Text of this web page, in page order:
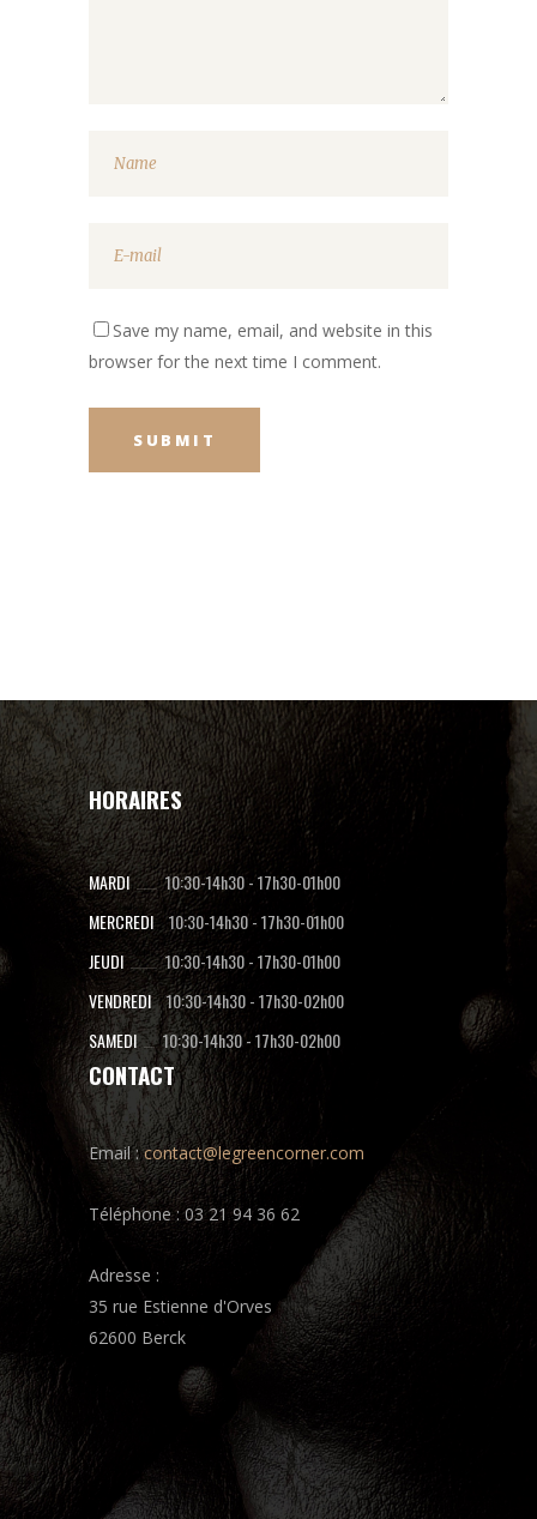
Save my name, email, and website in this
browser for the next time I comment.
HORAIRES
MARDI 10:30-14h30-17h30-01h00
MERCREDI
10:30-14h30-17h30-01h00
JEUDI
10:30-14h30-17h30-01h00
VENDREDI
10:30-14h30-17h30-02h00
SAMEDI
10:30-14h30-17h30-02h00
CONTACT
Email :contact@legreencorner.com
Téléphone : 03 21 94 36 62
Adresse :
35 rue Estienne d'Orves
62600 Berck